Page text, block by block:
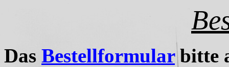
Das Bestellformularbitte